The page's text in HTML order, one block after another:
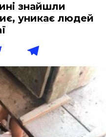
знайшли
уникає людей